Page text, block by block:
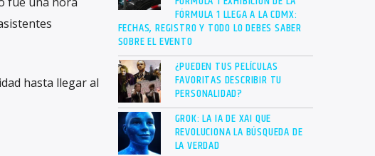
hasta llegar al
FÓRMULA 1 LLEGA A LA CDMX:
FECHAS, REGISTRO Y TODO LO DEBES SABER
SOBRE EL EVENTO
¿PUEDEN TUS PELÍCULAS
FAVORITAS DESCRIBIR TU
PERSONALIDAD?
GROK: LA IA DE XAI QUE
REVOLUCIONA LA BÚSQUEDA DE
LA VERDAD